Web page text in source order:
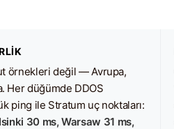
örnekleri değil — Avrupa,
Her düğümde DDOS
ping ile Stratum uç noktaları:
30 ms, Warsaw 31 ms,